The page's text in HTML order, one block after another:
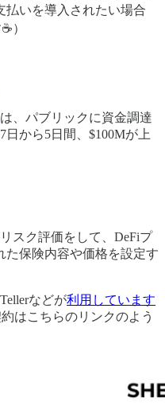
払いを導入されたい場合
）
は、パブリックに資金調達
から5日間、$100Mが上
スク評価をして、DeFiプ
た保険内容や価格を設定す
などが利用しています
はこちらのリンクのよう